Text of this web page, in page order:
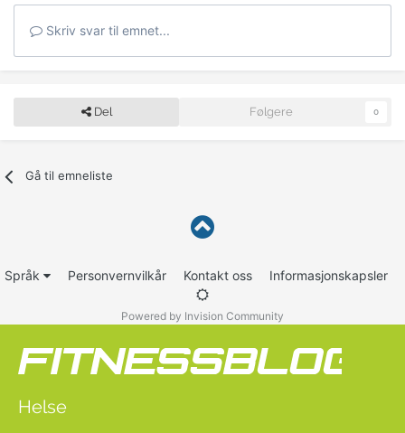
Skriv svar til emnet...
Del Følgere 0
Gå til emneliste
Språk Personvernvilkår Kontakt oss Informasjonskapsler
Powered by Invision Community
Helse